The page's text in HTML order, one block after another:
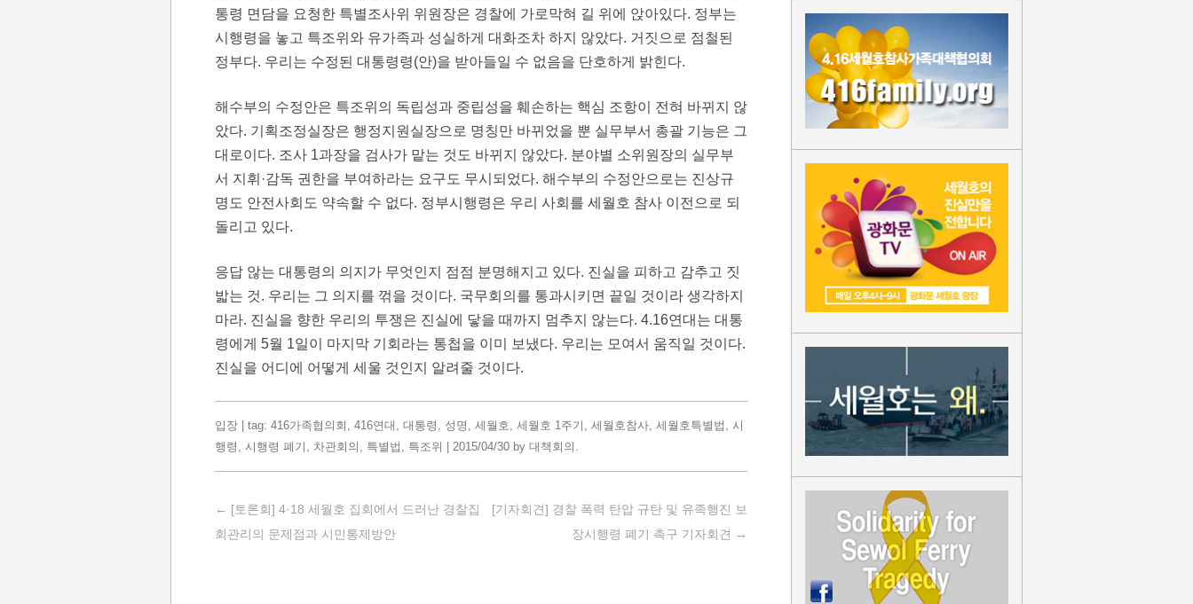
통령 면담을 요청한 특별조사위 위원장은 경찰에 가로막혀 길 위에 앉아있다. 정부는
시행령을 놓고 특조위와 유가족과 성실하게 대화조차 하지 않았다. 거짓으로 점철된
정부다. 우리는 수정된 대통령령(안)을 받아들일 수 없음을 단호하게 밝힌다.
해수부의 수정안은 특조위의 독립성과 중립성을 훼손하는 핵심 조항이 전혀 바뀌지 않
았다. 기획조정실장은 행정지원실장으로 명칭만 바뀌었을 뿐 실무부서 총괄 기능은 그
대로이다. 조사 1과장을 검사가 맡는 것도 바뀌지 않았다. 분야별 소위원장의 실무부
서 지휘·감독 권한을 부여하라는 요구도 무시되었다. 해수부의 수정안으로는 진상규
명도 안전사회도 약속할 수 없다. 정부시행령은 우리 사회를 세월호 참사 이전으로 되
돌리고 있다.
응답 않는 대통령의 의지가 무엇인지 점점 분명해지고 있다. 진실을 피하고 감추고 짓
밟는 것. 우리는 그 의지를 꺾을 것이다. 국무회의를 통과시키면 끝일 것이라 생각하지
마라. 진실을 향한 우리의 투쟁은 진실에 닿을 때까지 멈추지 않는다. 4.16연대는 대통
령에게 5월 1일이 마지막 기회라는 통첩을 이미 보냈다. 우리는 모여서 움직일 것이다.
진실을 어디에 어떻게 세울 것인지 알려줄 것이다.
입장 | tag: 416가족협의회 , 416연대 , 대통령 , 성명 , 세월호, 세월호 1주기 , 세월호참사, 세월호특별법 , 시
행령 , 시행령 폐기 , 차관회의 , 특별법 , 특조위 2015/04/30 by 대책회의 .
Post navigation
← [토론회] 4·18 세월호 집회에서 드러난 경찰집
회관리의 문제점과 시민통제방안
[기자회견] 경찰 폭력 탄압 규탄 및 유족행진 보
장시행령 폐기 촉구 기자회견 →